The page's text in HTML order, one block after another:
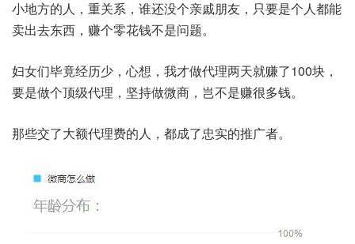
小地方的人，重关系，谁还没个亲戚朋友，只要是个人都能
卖出去东西，赚个零花钱不是问题。
妇女们毕竟经历少，心想，我才做代理两天就赚了100块，
要是做个顶级代理，坚持做微商，岂不是赚很多钱。
那些交了大额代理费的人，都成了忠实的推广者。